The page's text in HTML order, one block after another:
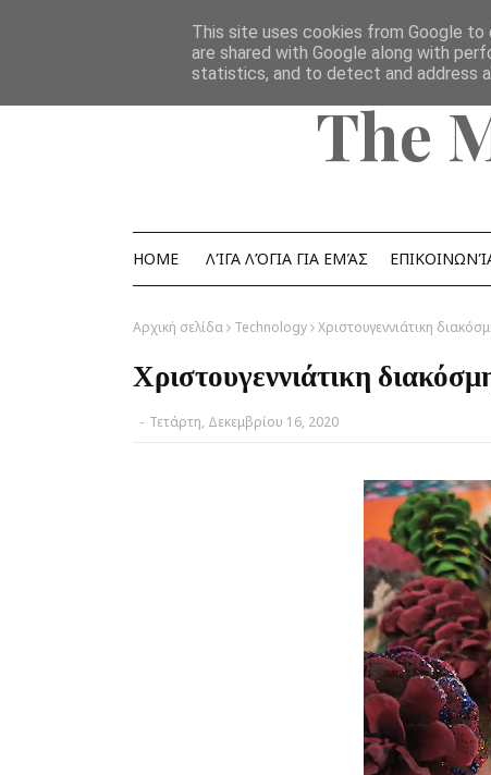
The
HOME ΛΊΓΑ ΛΌΓΙΑ ΓΙΑ ΕΜΆΣ
Αρχική σελίδα Technology Χριστουγεννιάτικη
Χριστουγεννιάτικη
- Τετάρτη, Δεκεμβρίου 16, 2020
This site uses cookies from Google to
are shared with Google along with
statistics, and to detect and address